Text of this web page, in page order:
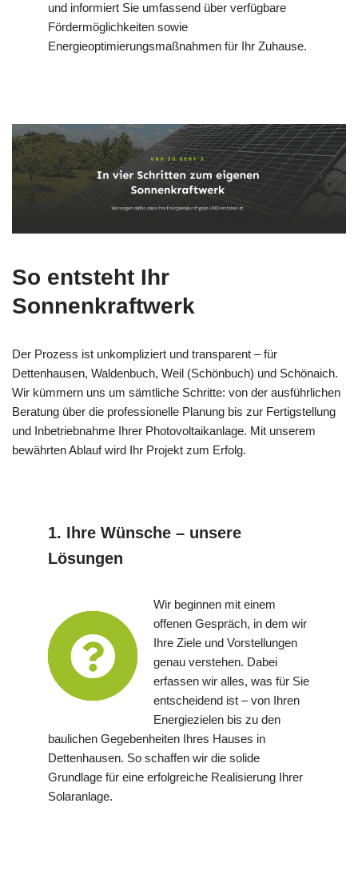
und informiert Sie umfassend über verfügbare
Fördermöglichkeiten sowie
Energieoptimierungsmaßnahmen für Ihr Zuhause.
So entsteht Ihr
Sonnenkraftwerk
Der Prozess ist unkompliziert und transparent – für
Dettenhausen, Waldenbuch, Weil (Schönbuch) und Schönaich.
Wir kümmern uns um sämtliche Schritte: von der ausführlichen
Beratung über die professionelle Planung bis zur Fertigstellung
und Inbetriebnahme Ihrer Photovoltaikanlage. Mit unserem
bewährten Ablauf wird Ihr Projekt zum Erfolg.
1. Ihre Wünsche – unsere
Lösungen
Wir beginnen mit einem
offenen Gespräch, in dem wir
Ihre Ziele und Vorstellungen
genau verstehen. Dabei
erfassen wir alles, was für Sie
entscheidend ist – von Ihren
Energiezielen bis zu den
baulichen Gegebenheiten Ihres Hauses in
Dettenhausen. So schaffen wir die solide
Grundlage für eine erfolgreiche Realisierung Ihrer
Solaranlage.